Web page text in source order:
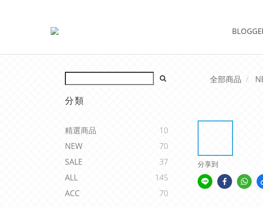
分類
精選商品
10
NEW
70
SALE
37
ALL
145
ACC
70
全部商品
分享到